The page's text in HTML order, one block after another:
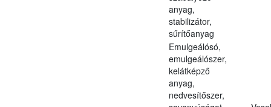
anyag,
stabilizátor,
sűrítőanyag
Emulgeálósó,
emulgeálószer,
kelátképző
anyag,
nedvesítőszer,